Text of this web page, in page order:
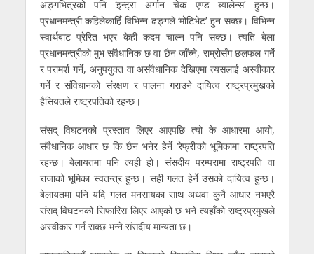
अङ्गभित्रको पनि ‘इन्ट्रा अर्गान चेक एण्ड ब्यालेन्स’ हुन्छ।
प्रधानमन्त्री कहिलेकाहिँ विभिन्न ढङ्गले ‘मोटिभेट’ हुन सक्छ। विभिन्न
स्वार्थबाट प्रेरित भएर केही कदम चाल्न पनि सक्छ। त्यति बेला
प्रधानमन्त्रीकाे मुभ संवैधानिक छ वा छैन जाँच्ने, राम्रोसँग छलफल गर्ने
र परामर्श गर्ने, अनुपयुक्त वा असंवैधानिक देखिएमा त्यसलाई अस्वीकार
गर्ने र संविधानको संरक्षण र पालना गराउने दायित्व राष्ट्रप्रमुखको
हैसियतले राष्ट्रपतिको रहन्छ।
संसद् विघटनको प्रस्ताव लिएर आएपछि त्यो के आधारमा आयो,
संवैधानिक आधार छ कि छैन भनेर हेर्ने ‘रेफ्री’को भूमिकामा राष्ट्रपति
रहन्छ। बेलायतमा पनि त्यही हो। संसदीय परम्परामा राष्ट्रपति वा
राजाको भूमिका स्वतन्त्र हुन्छ। सही गलत हेर्ने उसको दायित्व हुन्छ।
बेलायतमा पनि यदि गलत मनसायका साथ अथवा कुनै आधार नभएरै
संसद् विघटनको सिफारिस लिएर आएको छ भने त्यहाँको राष्ट्रप्रमुखले
अस्वीकार गर्न सक्छ भन्ने संसदीय मान्यता छ।